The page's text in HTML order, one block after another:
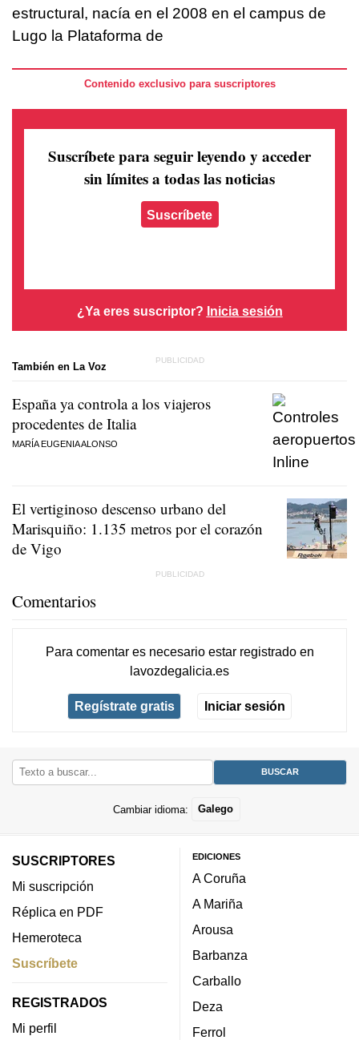
estructural, nacía en el 2008 en el campus de
Lugo la Plataforma de
Contenido exclusivo para suscriptores
Suscríbete para seguir leyendo y acceder
sin límites a todas las noticias
Suscríbete
¿Ya eres suscriptor? Inicia sesión
También en La Voz
España ya controla a los viajeros
procedentes de Italia
MARÍA EUGENIA ALONSO
El vertiginoso descenso urbano del
Marisquiño: 1.135 metros por el corazón
de Vigo
Comentarios
Para comentar es necesario estar registradoen
lavozdegalicia.es
Regístrate gratis Iniciar sesión
Cambiar idioma: Galego
SUSCRIPTORES
Mi suscripción
Réplica en PDF
Hemeroteca
Suscríbete
REGISTRADOS
Mi perfil
EDICIONES
A Coruña
A Mariña
Arousa
Barbanza
Carballo
Deza
Ferrol